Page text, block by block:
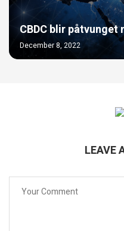
CBDC blir
December 8, 2022
LEAVE